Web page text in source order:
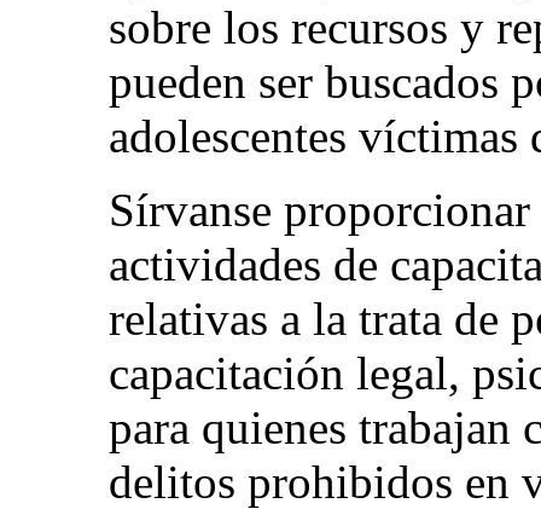
sobre los recursos y
pueden ser buscados
adolescentes
Sírvanse
actividades de
relativas a la trata de
capacitación legal,
para quienes trabajan
delitos prohibidos en